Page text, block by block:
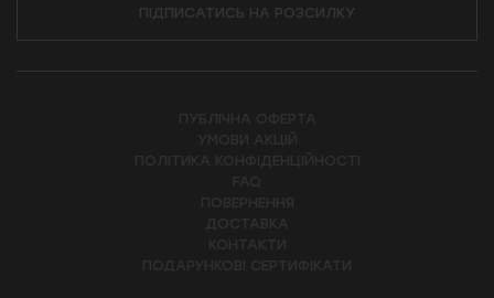
ПІДПИСАТИСЬ НА РОЗСИЛКУ